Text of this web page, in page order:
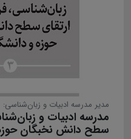
مدیر مدرسه ادبیات و زبان‌شناسی:
مدرسه ادبیات و
سطح دانش نخبگان